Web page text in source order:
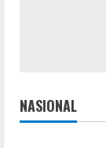
NASIONAL
Jakarta